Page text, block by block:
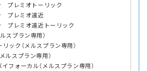
プレミオトーリック
プレミオ遠近
プレミオ遠近トーリック
スプラン専用）
ック（メルスプラン専用）
ルスプラン専用）
フォーカル（メルスプラン専用）